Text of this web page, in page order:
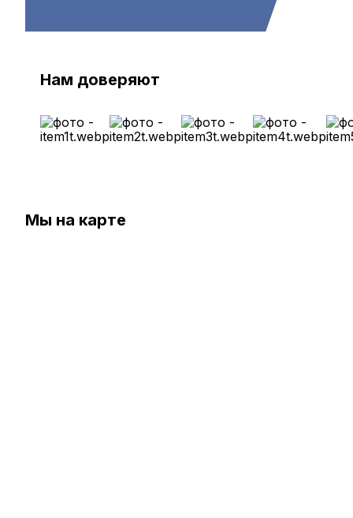
Нам доверяют
Мы на карте